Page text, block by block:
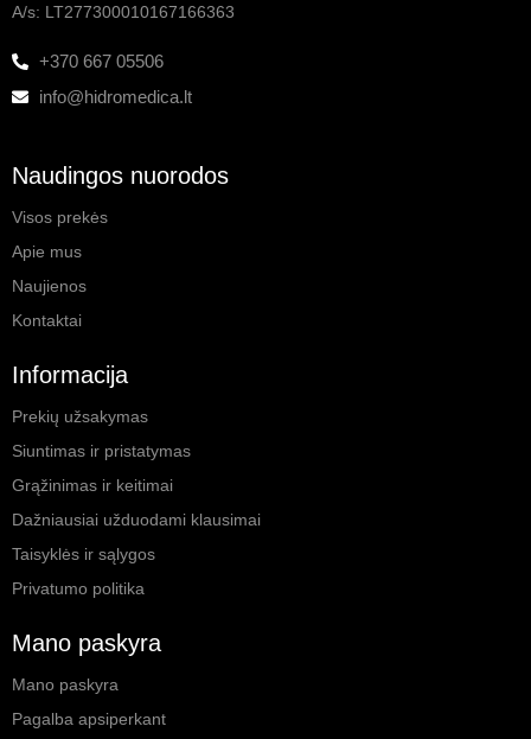
A/s: LT277300010167166363
+370 667 05506
info@hidromedica.lt
Naudingos nuorodos
Visos prekės
Apie mus
Naujienos
Kontaktai
Informacija
Prekių užsakymas
Siuntimas ir pristatymas
Grąžinimas ir keitimai
Dažniausiai užduodami klausimai
Taisyklės ir sąlygos
Privatumo politika
Mano paskyra
Mano paskyra
Pagalba apsiperkant